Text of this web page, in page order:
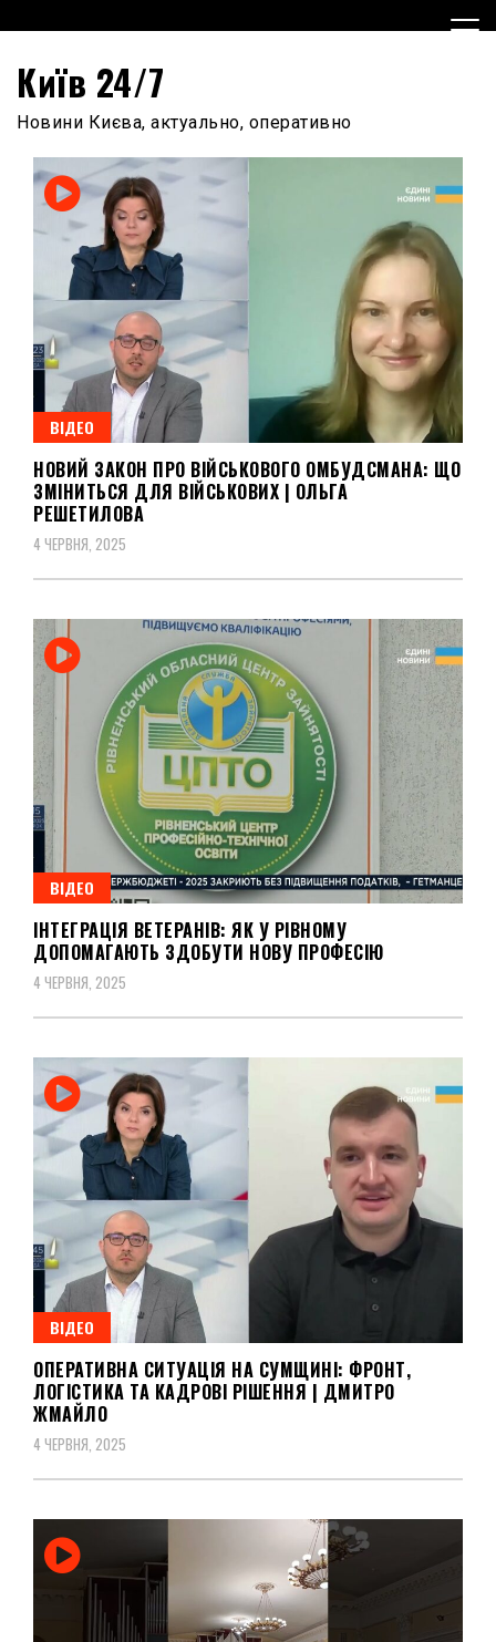
to
Київ 24/7
Новини Києва, актуально, оперативно
ВІДЕО
НОВИЙ ЗАКОН ПРО ВІЙСЬКОВОГО ОМБУДСМАНА: ЩО
ЗМІНИТЬСЯ ДЛЯ ВІЙСЬКОВИХ | ОЛЬГА
РЕШЕТИЛОВА
4 ЧЕРВНЯ, 2025
ВІДЕО
ІНТЕГРАЦІЯ ВЕТЕРАНІВ: ЯК У РІВНОМУ
ДОПОМАГАЮТЬ ЗДОБУТИ НОВУ ПРОФЕСІЮ
4 ЧЕРВНЯ, 2025
ВІДЕО
ОПЕРАТИВНА СИТУАЦІЯ НА СУМЩИНІ: ФРОНТ,
ЛОГІСТИКА ТА КАДРОВІ РІШЕННЯ | ДМИТРО
ЖМАЙЛО
4 ЧЕРВНЯ, 2025